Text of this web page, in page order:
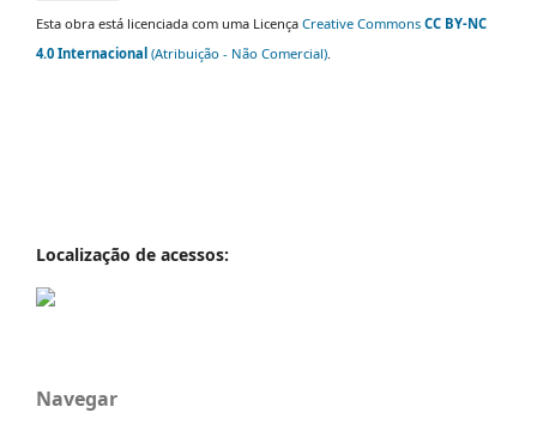
Esta obra está licenciada com uma Licença Creative Commons CC BY-NC
4.0 Internacional (Atribuição - Não Comercial)
Localização de acessos:
Navegar